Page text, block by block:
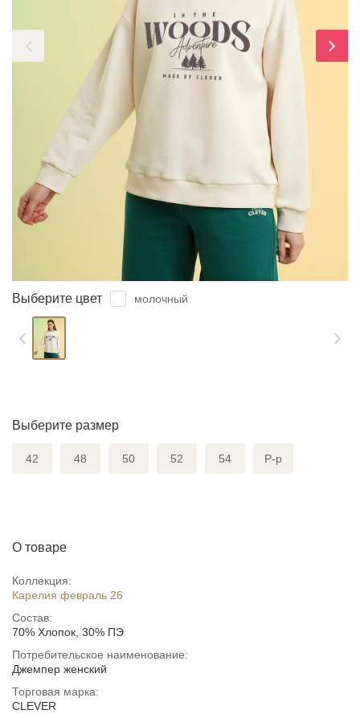
Выберите цвет молочный
Выберите размер
42 48 50 52 54 Р-р
О товаре
Коллекция:
Карелия февраль 26
Состав:
70% Хлопок, 30% ПЭ
Потребительское наименование:
Джемпер женский
Торговая марка:
CLEVER